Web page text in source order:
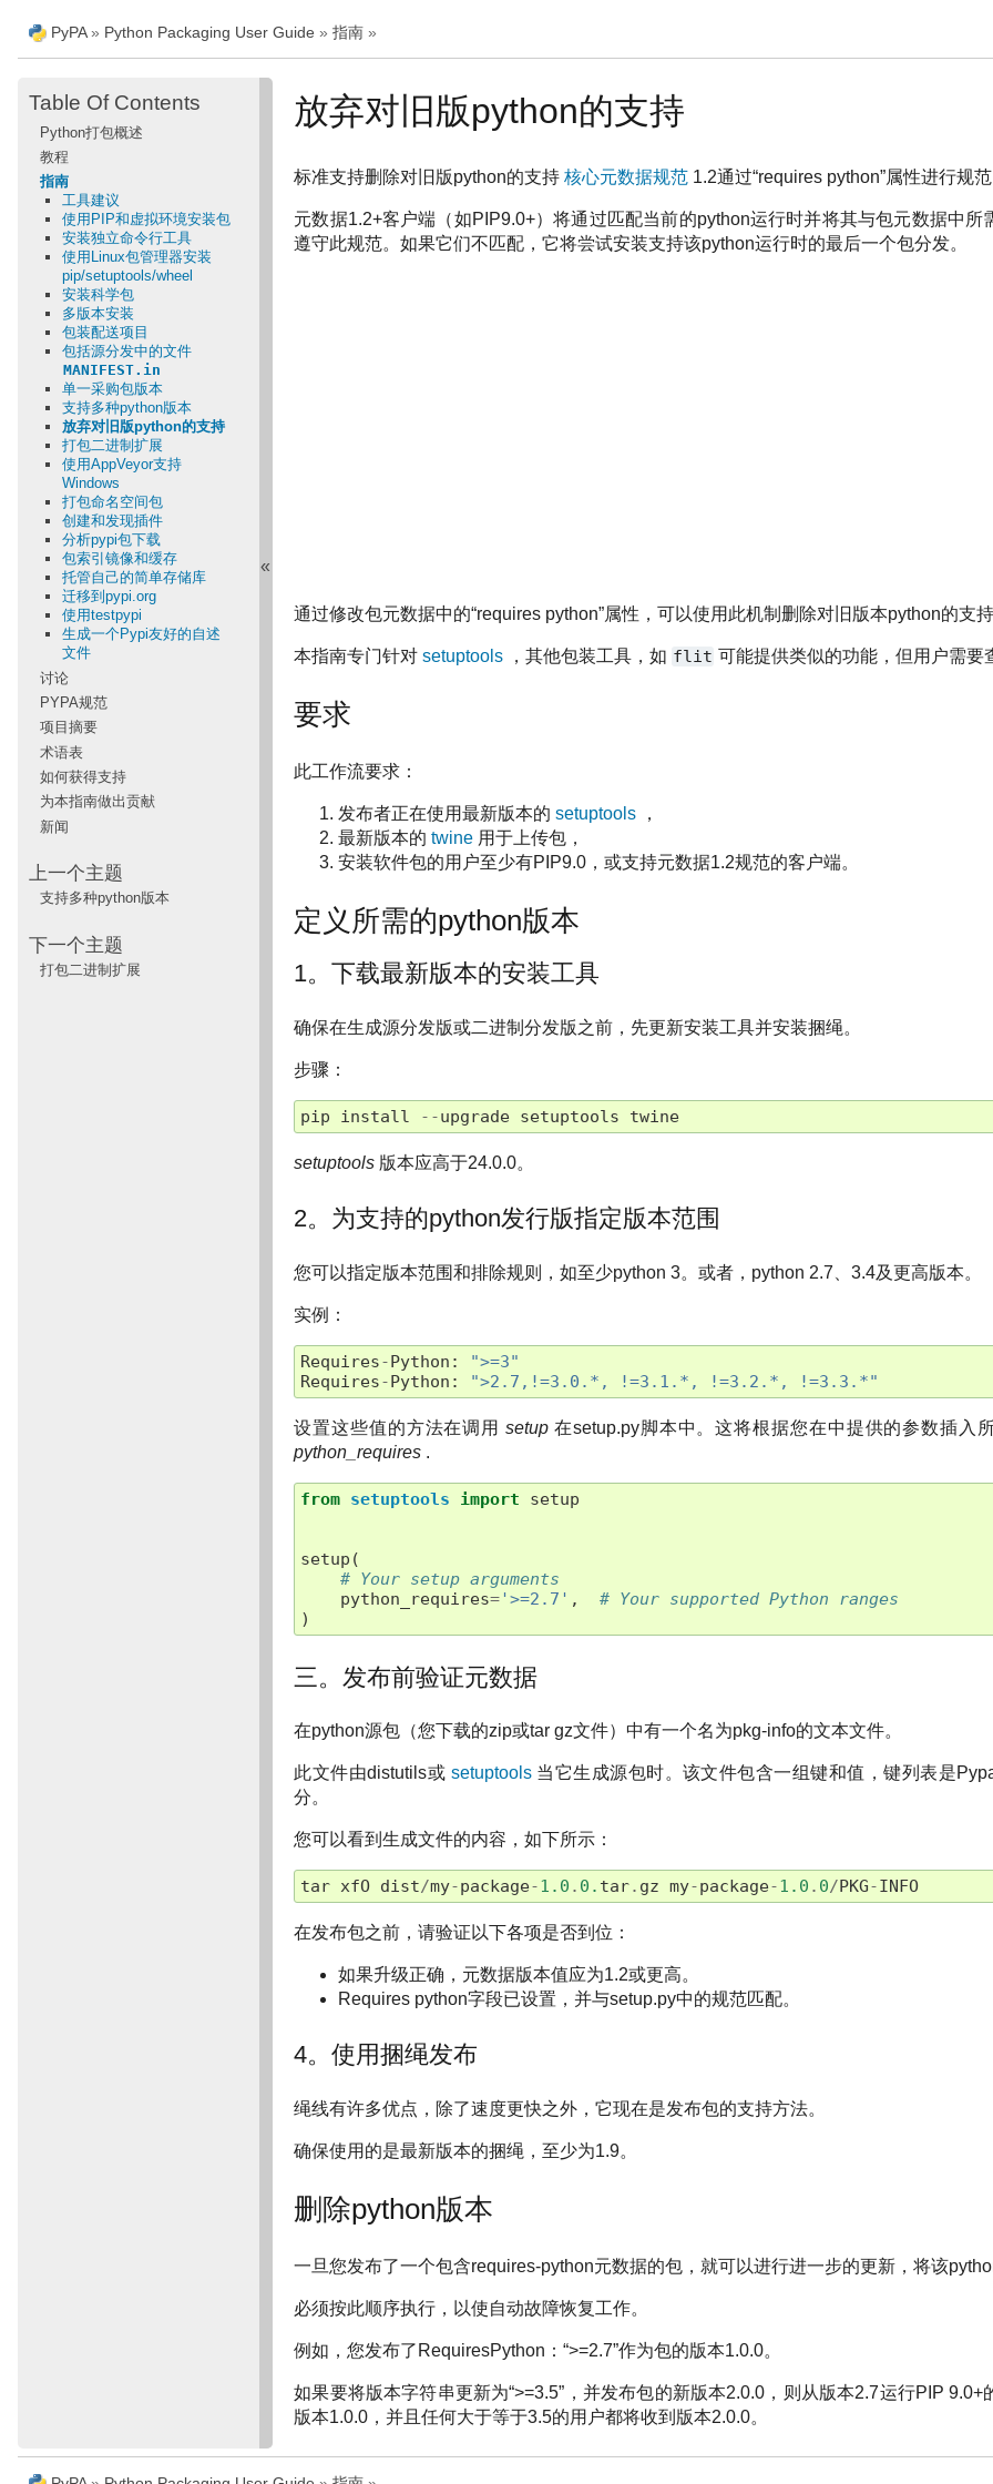
PyPA» Python Packaging User Guide » 指南 »
放弃对旧版python的支持
标准支持删除对旧版python的支持核心元数据规范 1.2通过“requires python”属性进行规范
元数据1.2+客户端（如PIP9.0+）将通过匹配当前的python运行时并将其与包元数据中所
遵守此规范。如果它们不匹配，它将尝试安装支持该python运行时的最后一个包分发。
通过修改包元数据中的“requires python”属性，可以使用此机制删除对旧版本python的支持
本指南专门针对setuptools ，其他包装工具，如 flit 可能提供类似的功能，但用户需要
要求
此工作流要求：
发布者正在使用最新版本的setuptools ，
最新版本的twine 用于上传包，
安装软件包的用户至少有PIP9.0，或支持元数据1.2规范的客户端。
定义所需的python版本
1。下载最新版本的安装工具
确保在生成源分发版或二进制分发版之前，先更新安装工具并安装捆绳。
步骤：
pip install --upgrade setuptools twine
setuptools 版本应高于24.0.0。
2。为支持的python发行版指定版本范围
您可以指定版本范围和排除规则，如至少python 3。或者，python 2.7、3.4及更高版本。
实例：
Requires-Python :
">=3"
Requires-Python : ">2.7,!=3.0.*, !=3.1.*, !=3.2.*, !=3.3.*"
设置这些值的方法在调用setup 在setup.py脚本中。这将根据您在中提供的参数插入
python_requires .
from setuptools import setup
setup (
# Your setup arguments
python_requires= '>=2.7' ,
# Your supported Python ranges
)
三。发布前验证元数据
在python源包（您下载的zip或tar gz文件）中有一个名为pkg-info的文本文件。
此文件由distutils或 setuptools当它生成源包时。该文件包含一组键和值，键列表是
分。
您可以看到生成文件的内容，如下所示：
tar xfO dist/my-package-1.0 . 0. tar. gz my-package-1.0 . 0/ PKG-INFO
在发布包之前，请验证以下各项是否到位：
如果升级正确，元数据版本值应为1.2或更高。
Requires python字段已设置，并与setup.py中的规范匹配。
4。使用捆绳发布
绳线有许多优点，除了速度更快之外，它现在是发布包的支持方法。
确保使用的是最新版本的捆绳，至少为1.9。
删除python版本
一旦您发布了一个包含requires-python元数据的包，就可以进行进一步的更新，将该
必须按此顺序执行，以使自动故障恢复工作。
例如，您发布了RequiresPython：“>=2.7”作为包的版本1.0.0。
如果要将版本字符串更新为“>=3.5”，并发布包的新版本2.0.0，则从版本2.7运行PIP 9.0+
版本1.0.0，并且任何大于等于3.5的用户都将收到版本2.0.0。
Table Of Contents
Python打包概述
教程
指南
工具建议
使用PIP和虚拟环境安装包
安装独立命令行工具
使用Linux包管理器安装
pip/setuptools/wheel
安装科学包
多版本安装
包装配送项目
包括源分发中的文件
MANIFEST.in
单一采购包版本
支持多种python版本
放弃对旧版python的支持
打包二进制扩展
使用AppVeyor支持
Windows
打包命名空间包
创建和发现插件
分析pypi包下载
包索引镜像和缓存
托管自己的简单存储库
迁移到pypi.org
使用testpypi
生成一个Pypi友好的自述
文件
讨论
PYPA规范
项目摘要
术语表
如何获得支持
为本指南做出贡献
新闻
上一个主题
支持多种python版本
下一个主题
打包二进制扩展
«